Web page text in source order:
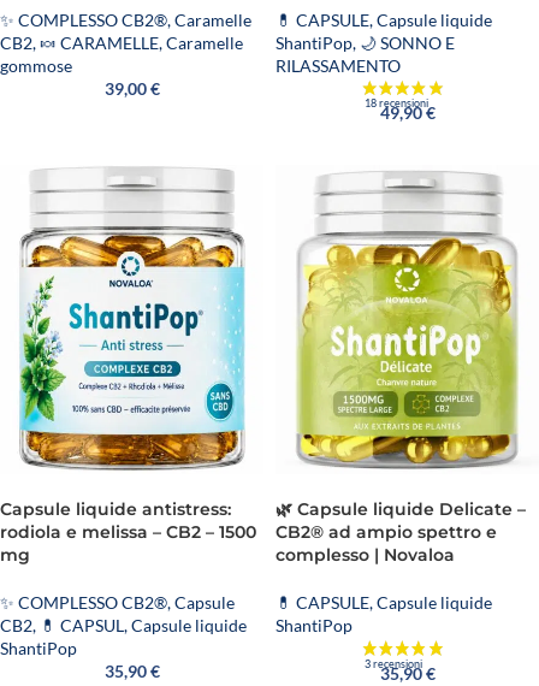
✨ COMPLESSO CB2®,Caramelle
CB2,🍬 CARAMELLE,Caramelle
gommose
39,00€
💊 CAPSULE,Capsule liquide
ShantiPop, 🌙 SONNO E
RILASSAMENTO
49,90€
Capsule liquide antistress:
rodiola e melissa – CB2 – 1500
mg
✨ COMPLESSO CB2®,Capsule
CB2, 💊 CAPSUL,Capsule liquide
ShantiPop
35,90€
🌿 Capsule liquide Delicate –
CB2® ad ampio spettro e
complesso | Novaloa
💊 CAPSULE,Capsule liquide
ShantiPop
35,90€